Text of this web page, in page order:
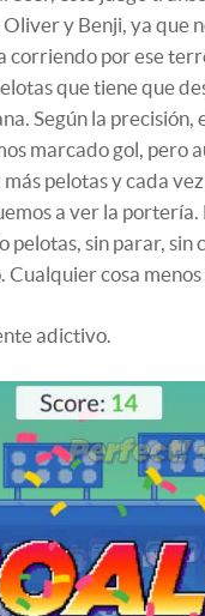
y Benji, ya que
corriendo por ese
que tiene que
Según la precisión,
marcado gol, pero
pelotas y cada
a ver la portería.
pelotas, sin parar, sin
Cualquier cosa
adictivo.